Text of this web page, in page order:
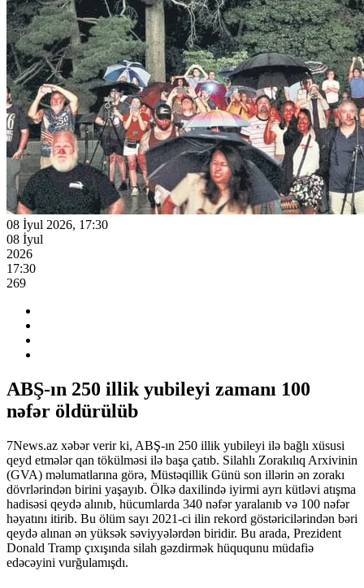
08 İyul 2026, 17:30
08 İyul
2026
17:30
269
ABŞ-ın 250 illik yubileyi zamanı 100
nəfər öldürülüb
7News.az xəbər verir ki, ABŞ-ın 250 illik yubileyi ilə bağlı xüsusi
qeyd etmələr qan tökülməsi ilə başa çatıb. Silahlı Zorakılıq Arxivinin
(GVA) məlumatlarına görə, Müstəqillik Günü son illərin ən zorakı
dövrlərindən birini yaşayıb. Ölkə daxilində iyirmi ayrı kütləvi atışma
hadisəsi qeydə alınıb, hücumlarda 340 nəfər yaralanıb və 100 nəfər
həyatını itirib. Bu ölüm sayı 2021-ci ilin rekord göstəricilərindən bəri
qeydə alınan ən yüksək səviyyələrdən biridir. Bu arada, Prezident
Donald Tramp çıxışında silah gəzdirmək hüququnu müdafiə
edəcəyini vurğulamışdı.